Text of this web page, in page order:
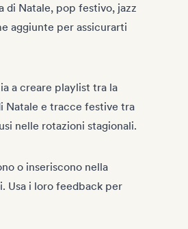
di Natale, pop festivo, jazz
aggiunte per assicurarti
a creare playlist tra la
Natale e tracce festive tra
nelle rotazioni stagionali.
o inseriscono nella
Usa i loro feedback per